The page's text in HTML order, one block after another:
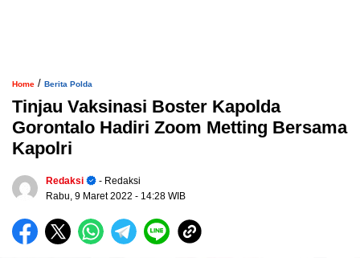
Home / Berita Polda
Tinjau Vaksinasi Boster Kapolda
Gorontalo Hadiri Zoom Metting Bersama
Kapolri
Redaksi
- Redaksi
Rabu, 9 Maret 2022 - 14:28 WIB